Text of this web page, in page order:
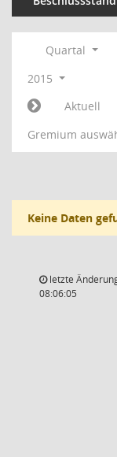
Quartal
2015
Aktuell
Gremium
Keine Daten
letzte
08:06:05